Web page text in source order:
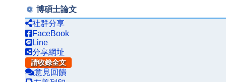
博碩士論文
社群分享
FaceBook
Line
分享網址
請收錄全文
意見回饋